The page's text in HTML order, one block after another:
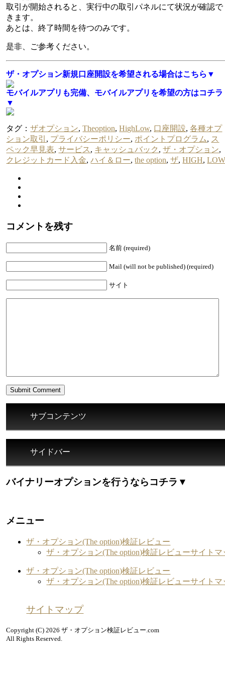
取引が開始されると、実行中の取引パネルにて状況が確認で
きます。
あとは、終了時間を待つのみです。
是非、ご参考ください。
ザ・オプション新規口座開設を希望される場合はこちら▼
モバイルアプリも完備、モバイルアプリを希望の方はコチラ
▼
タグ：ザオプション,Theoption,HighLow, 口座開設,各種オプ
ション取引 , プライバシーポリシー, ポイントプログラム, ス
ペック早見表,サービス , キャッシュバック ,ザ・オプション,
クレジットカード入金,ハイ＆ロー,the option,ザ,HIGH,
コメントを残す
名前 (required)
Mail (will not be published) (required)
サイト
サブコンテンツ
サイドバー
バイナリーオプションを行うならコチラ▼
メニュー
ザ・オプション(The option)検証レビュー
ザ・オプション(The option)検証レビューサイト
ザ・オプション(The option)検証レビュー
ザ・オプション(The option)検証レビューサイト
サイトマップ
Copyright (C) 2026 ザ・オプション検証レビュー.com
All Rights Reserved.